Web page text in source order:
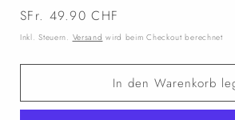
Normaler
Preis
SFr. 49.90 CHF
Inkl. Steuern. Versand wird beim Checkout berechnet
In den Warenkorb